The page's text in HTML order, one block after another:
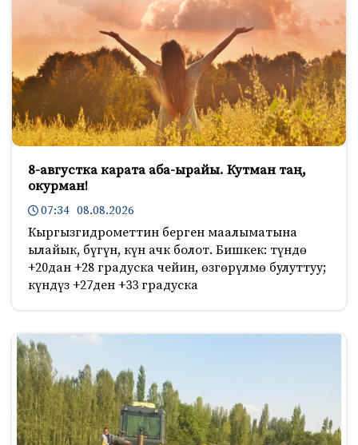
8-августка карата аба-ырайы. Кутман таң,
окурман!
07:34 08.08.2026
Кыргызгидрометтин берген маалыматына
ылайык, бүгүн, күн ачк болот. Бишкек: түндө
+20дан +28 градуска чейин, өзгөрүлмө булуттуу;
күндүз +27ден +33 градуска